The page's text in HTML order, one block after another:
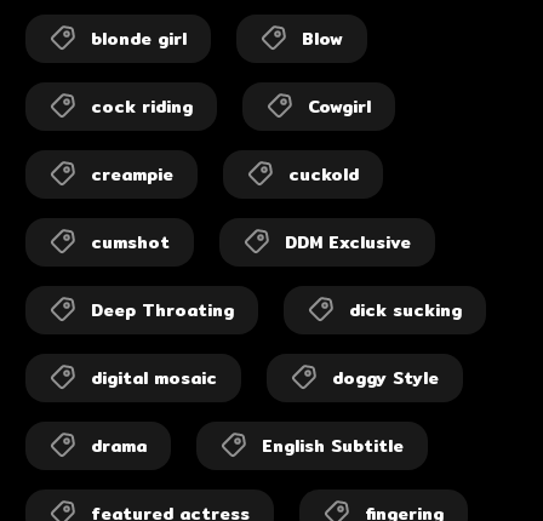
blonde girl Blow
cock riding Cowgirl
creampie cuckold
cumshot DDM Exclusive
Deep Throating dick sucking
digital mosaic doggy Style
drama English Subtitle
featured actress fingering